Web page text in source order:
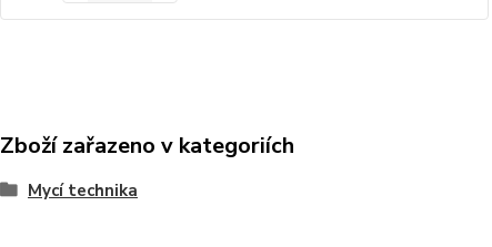
Zboží zařazeno v kategoriích
Mycí technika